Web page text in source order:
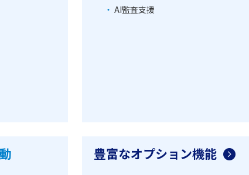
AI監査支援
豊富なオプション機能